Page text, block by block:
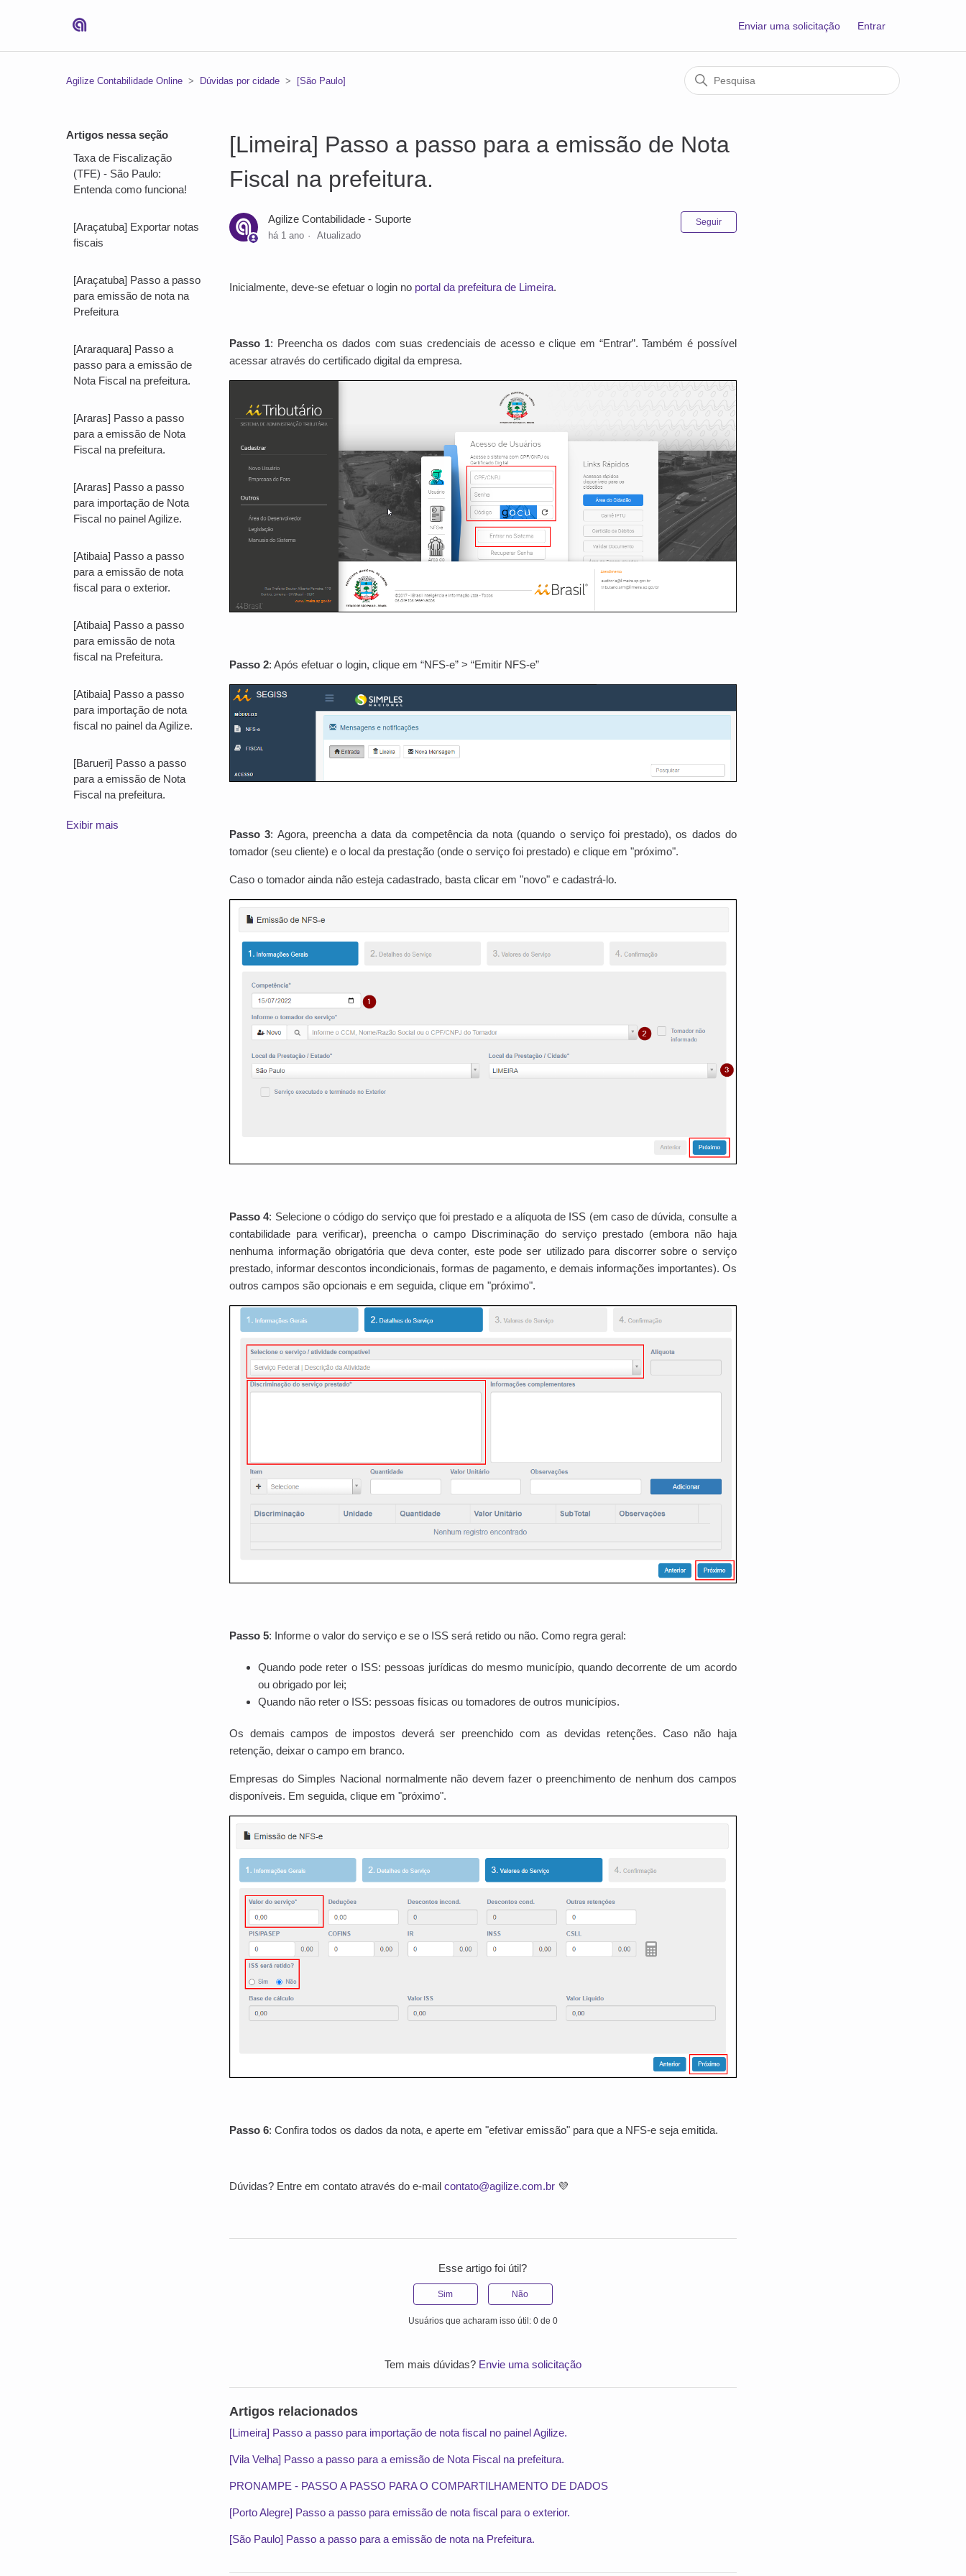
Enviar uma solicitação Entrar
Agilize Contabilidade Online Dúvidas por cidade [São Paulo]
Artigos nessa seção
Taxa de Fiscalização
(TFE) - São Paulo:
Entenda como funciona!
[Araçatuba] Exportar notas
fiscais
[Araçatuba] Passo a passo
para emissão de nota na
Prefeitura
[Araraquara] Passo a
passo para a emissão de
Nota Fiscal na prefeitura.
[Araras] Passo a passo
para a emissão de Nota
Fiscal na prefeitura.
[Araras] Passo a passo
para importação de Nota
Fiscal no painel Agilize.
[Atibaia] Passo a passo
para a emissão de nota
fiscal para o exterior.
[Atibaia] Passo a passo
para emissão de nota
fiscal na Prefeitura.
[Atibaia] Passo a passo
para importação de nota
fiscal no painel da Agilize.
[Barueri] Passo a passo
para a emissão de Nota
Fiscal na prefeitura.
Exibir mais
[Limeira] Passo a passo para a emissão de Nota
Fiscal na prefeitura.
Agilize Contabilidade - Suporte
há 1 ano Atualizado
Seguir
Inicialmente, deve-se efetuar o login no portal da prefeitura de Limeira.
Passo 1: Preencha os dados com suas credenciais de acesso e clique em “Entrar”. Também é possível
acessar através do certificado digital da empresa.
Passo 2: Após efetuar o login, clique em “NFS-e” > “Emitir NFS-e”
Passo 3: Agora, preencha a data da competência da nota (quando o serviço foi prestado), os dados do
tomador (seu cliente) e o local da prestação (onde o serviço foi prestado) e clique em "próximo".
Caso o tomador ainda não esteja cadastrado, basta clicar em "novo" e cadastrá-lo.
Passo 4: Selecione o código do serviço que foi prestado e a alíquota de ISS (em caso de dúvida, consulte a
contabilidade para verificar), preencha o campo Discriminação do serviço prestado (embora não haja
nenhuma informação obrigatória que deva conter, este pode ser utilizado para discorrer sobre o serviço
prestado, informar descontos incondicionais, formas de pagamento, e demais informações importantes). Os
outros campos são opcionais e em seguida, clique em "próximo".
Passo 5: Informe o valor do serviço e se o ISS será retido ou não. Como regra geral:
Quando pode reter o ISS: pessoas jurídicas do mesmo município, quando decorrente de um acordo
ou obrigado por lei;
Quando não reter o ISS: pessoas físicas ou tomadores de outros municípios.
Os demais campos de impostos deverá ser preenchido com as devidas retenções. Caso não haja
retenção, deixar o campo em branco.
Empresas do Simples Nacional normalmente não devem fazer o preenchimento de nenhum dos campos
disponíveis. Em seguida, clique em "próximo".
Passo 6: Confira todos os dados da nota, e aperte em "efetivar emissão" para que a NFS-e seja emitida.
Dúvidas? Entre em contato através do e-mailcontato@agilize.com.br 💜
Esse artigo foi útil?
Sim Não
Usuários que acharam isso útil: 0 de 0
Tem mais dúvidas? Envie uma solicitação
Artigos relacionados
[Limeira] Passo a passo para importação de nota fiscal no painel Agilize.
[Vila Velha] Passo a passo para a emissão de Nota Fiscal na prefeitura.
PRONAMPE - PASSO A PASSO PARA O COMPARTILHAMENTO DE DADOS
[Porto Alegre] Passo a passo para emissão de nota fiscal para o exterior.
[São Paulo] Passo a passo para a emissão de nota na Prefeitura.